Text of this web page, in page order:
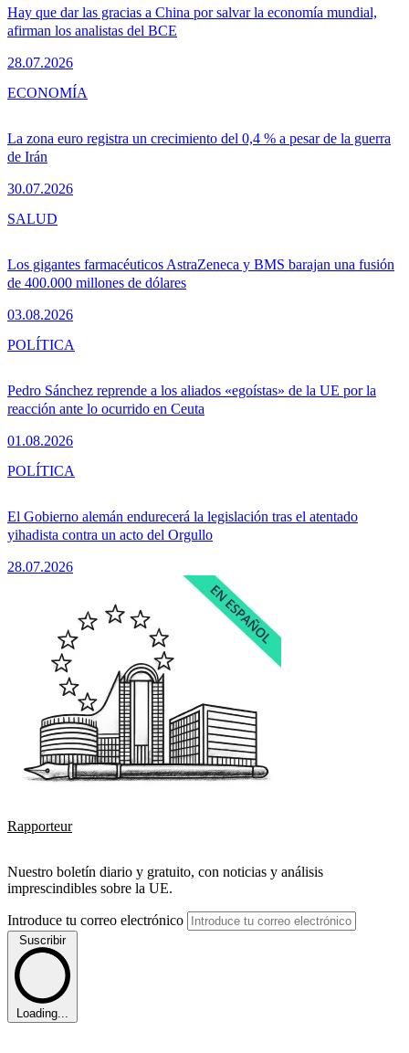
Hay que dar las gracias a China por salvar la economía mundial,
afirman los analistas del BCE
28.07.2026
La zona euro registra un crecimiento del 0,4 % a pesar de la guerra
de Irán
30.07.2026
ECONOMÍA
Los gigantes farmacéuticos AstraZeneca y BMS barajan una fusión
de 400.000 millones de dólares
03.08.2026
SALUD
Pedro Sánchez reprende a los aliados «egoístas» de la UE por la
reacción ante lo ocurrido en Ceuta
01.08.2026
POLÍTICA
El Gobierno alemán endurecerá la legislación tras el atentado
yihadista contra un acto del Orgullo
28.07.2026
POLÍTICA
Rapporteur
Nuestro boletín diario y gratuito, con noticias y análisis
imprescindibles sobre la UE.
Introduce tu correo electrónico
Suscribir
Loading...